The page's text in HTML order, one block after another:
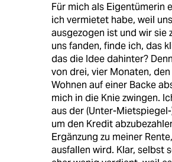
Für mich als Eigentümerin
ich vermietet habe, weil
ausgezogen ist und wir sie
uns fanden, finde ich, das
das die Idee dahinter?
von drei, vier Monaten,
Wohnen auf einer Backe
mich in die Knie zwingen.
aus der (Unter-
um den Kredit
Ergänzung zu meiner
ausfallen wird. Klar, selbst